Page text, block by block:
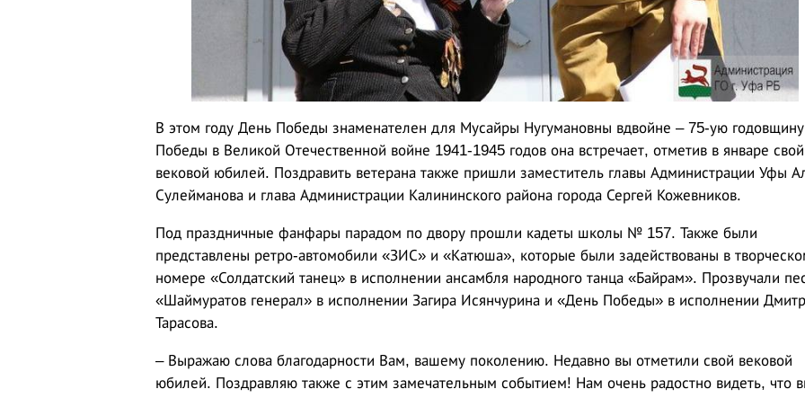
В этом году День Победы знаменателен для Мусайры Нугумановны вдвойне – 75-ую годовщину
Победы в Великой Отечественной войне 1941-1945 годов она встречает, отметив в январе свой
вековой юбилей. Поздравить ветерана также пришли заместитель главы Администрации Уфы
Сулейманова и глава Администрации Калининского района города Сергей Кожевников.
Под праздничные фанфары парадом по двору прошли кадеты школы № 157. Также были
представлены ретро-автомобили «ЗИС» и «Катюша», которые были задействованы в
номере «Солдатский танец» в исполнении ансамбля народного танца «Байрам». Прозвучали
«Шаймуратов генерал» в исполнении Загира Исянчурина и «День Победы» в исполнении
Тарасова.
– Выражаю слова благодарности Вам, вашему поколению. Недавно вы отметили свой вековой
юбилей. Поздравляю также с этим замечательным событием! Нам очень радостно видеть, что